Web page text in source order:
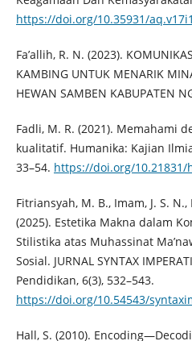
https://doi.org/10.35931/
Fa’allih, R. N. (2023).
KAMBING UNTUK MENARIK
HEWAN SAMBEN KABUPATEN
Fadli, M. R. (2021). Memahami
kualitatif. Humanika: Kajian
33–54. https://doi.org/10.21831/
Fitriansyah, M. B., Imam, J. S.
(2025). Estetika Makna dalam
Stilistika atas Muhassinat
Sosial. JURNAL SYNTAX
Pendidikan, 6(3), 532–543.
https://doi.org/10.54543/
Hall, S. (2010).